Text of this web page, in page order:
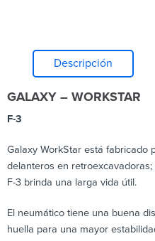
Descripción
GALAXY – WORKSTAR
F-3
Galaxy WorkStar está fabricado
delanteros en
F-3 brinda una larga vida útil.
El neumático tiene una buena
huella para una mayor